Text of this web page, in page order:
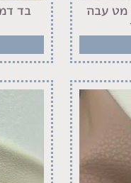
מט עבה
בד